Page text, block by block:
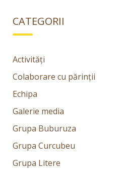
CATEGORII
Activități
Colaborare cu părinții
Echipa
Galerie media
Grupa Buburuza
Grupa Curcubeu
Grupa Litere